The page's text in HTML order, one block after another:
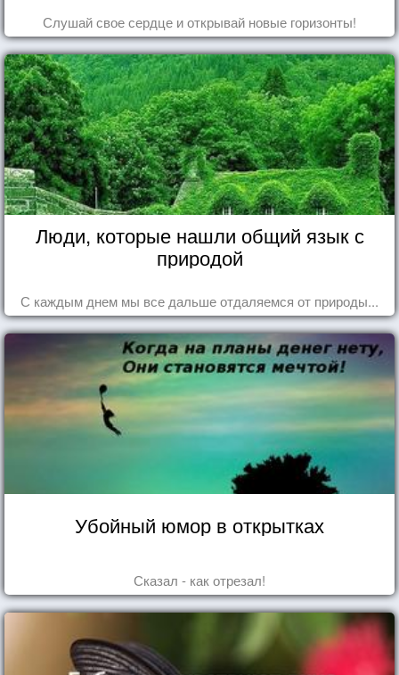
Слушай свое сердце и открывай новые горизонты!
Люди, которые нашли общий язык с
природой
С каждым днем мы все дальше отдаляемся от природы...
Убойный юмор в открытках
Сказал - как отрезал!